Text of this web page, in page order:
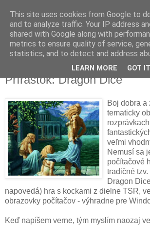
streda 10. marca 2010
Prírastok: Dragon Dice
Boj dobra a
tematicky
veľmi
Nemusí sa
počítačové
tradičné
Dragon
napovedá) hra s kockami z dielne TSR,
obrazovky počítačov - výhradne pre
Keď napíšem verne, tým myslím naozaj
This site uses cookies from Google to
and to analyze traffic. Your IP address
shared with Google along with
metrics to ensure quality of service,
statistics, and to detect and address
LEARN MORE GOT IT